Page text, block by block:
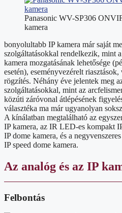
Panasonic WV-SP306
kamera
bonyolultabb IP kamera már saját
szolgáltatásokkal rendelkezik, mint
kamera mozgatásának lehetősége
esetén), eseményvezérelt
rögzítés. Néhány éve jelentek meg
szolgáltatásokkal, mint az
közúti záróvonal átlépésének
választéka ma már ugyanolyan
A kínálatban megtalálható az
IP kamera, az IR LED-es kompakt
IP dome kamera, és a
IP speed dome kamera.
Az analóg és az IP
Felbontás